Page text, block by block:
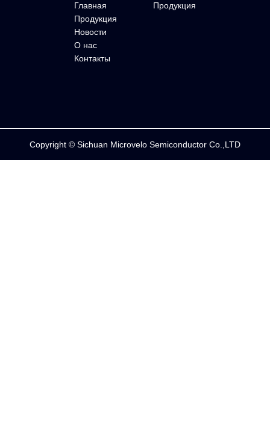
Главная
Продукция
Новости
О нас
Контакты
Продукция
Copyright © Sichuan Microvelo Semiconductor Co.,LTD